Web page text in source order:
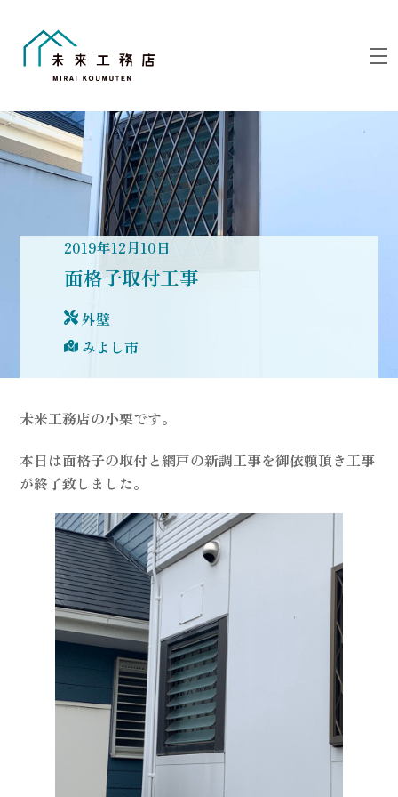
2019年12月10日
面格子取付工事
外壁
みよし市
未来工務店の小栗です。
本日は面格子の取付と網戸の新調工事を御依頼頂き工事
が終了致しました。